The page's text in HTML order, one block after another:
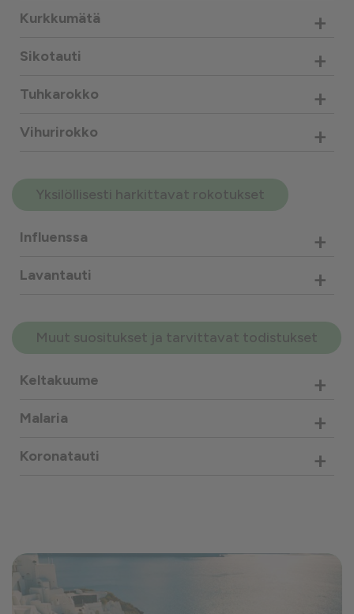
Kurkkumätä +
Sikotauti +
Tuhkarokko +
Vihurirokko +
Yksilöllisesti harkittavat rokotukset
Influenssa +
Lavantauti +
Muut suositukset ja tarvittavat todistukset
Keltakuume +
Malaria +
Koronatauti +